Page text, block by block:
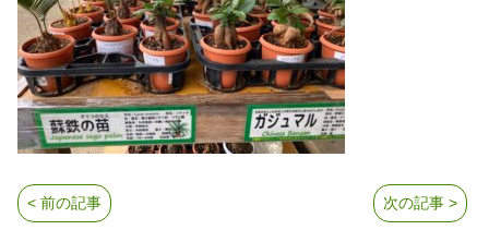
次の記事 >
< 前の記事